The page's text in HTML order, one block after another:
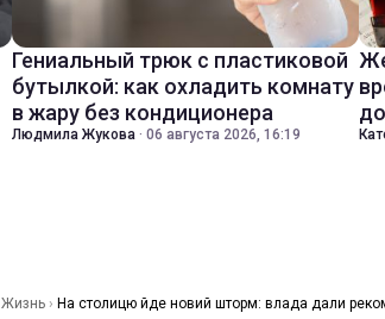
Гениальный трюк с пластиковой
бутылкой: как охладить комнату
в жару без кондиционера
Людмила Жукова · 06 августа 2026, 16:19
Жизнь › На столицю йде новий шторм: влада дали